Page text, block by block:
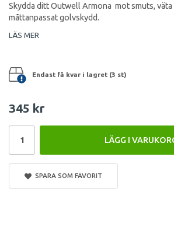
Skydda ditt Outwell Armona mot smuts,
måttanpassat golvskydd.
LÄS MER
Endast få kvar i lagret (3 st)
345 kr
LÄGG I
SPARA SOM FAVORIT